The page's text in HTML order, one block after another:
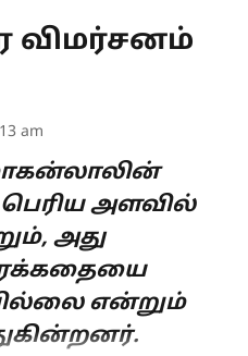
விமர்சனம்
am
அளவில்
அது
என்றும்